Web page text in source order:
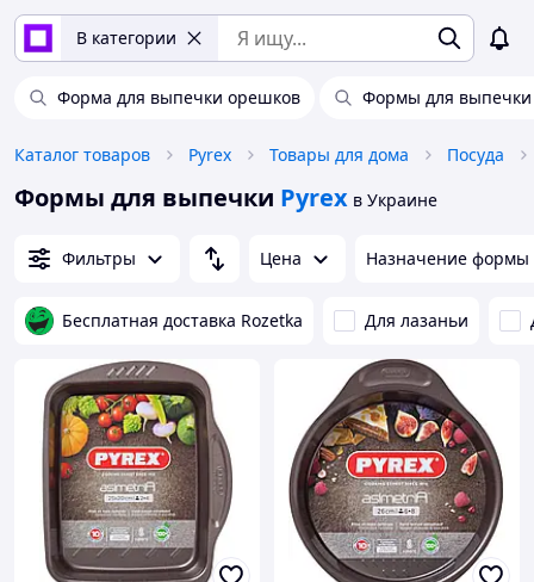
В категории
Форма для выпечки орешков Формы для выпечки
Каталог товаров Pyrex Товары для дома Посуда
Формы для выпечки Pyrex в Украине
Фильтры Цена Назначение формы
Бесплатная доставка Rozetka Для лазаньи